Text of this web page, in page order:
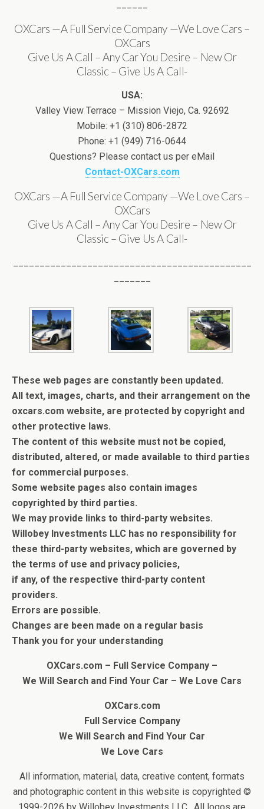
OXCars —A Full Service Company —We Love Cars –
OXCars
Give Us A Call – Any Car You Desire – New Or
Classic – Give Us A Call-
USA:
Valley View Terrace – Mission Viejo, Ca. 92692
Mobile: +1 (310) 806-2872
Phone: +1 (949) 716-0644
Questions? Please contact us per eMail
Contact-OXCars.com
OXCars —A Full Service Company —We Love Cars –
OXCars
Give Us A Call – Any Car You Desire – New Or
Classic – Give Us A Call-
These web pages are constantly been updated.
All text, images, charts, and their arrangement on the
oxcars.com website, are protected by copyright and
other protective laws.
The content of this website must not be copied,
distributed, altered, or made available to third parties
for commercial purposes.
Some website pages also contain images
copyrighted by third parties.
We may provide links to third-party websites.
Willobey Investments LLC has no responsibility for
these third-party websites, which are governed by
the terms of use and privacy policies,
if any, of the respective third-party content
providers.
Errors are possible.
Changes are been made on a regular basis
Thank you for your understanding
OXCars.com – Full Service Company –
We Will Search and Find Your Car – We Love Cars
OXCars.com
Full Service Company
We Will Search and Find Your Car
We Love Cars
All information, material, data, creative content, formats
and photographic content in this website is copyrighted ©
1999-2026 by Willobey Investments LLC . All logos are